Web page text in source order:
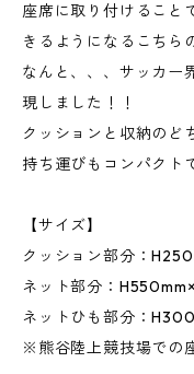
座席に取り付けること
きるようになるこちら
なんと、、、サッカー
現しました！！
クッションと収納のど
持ち運びもコンパクト
【サイズ】
クッション部分：
ネット部分：
ネットひも部分：
※熊谷陸上競技場での